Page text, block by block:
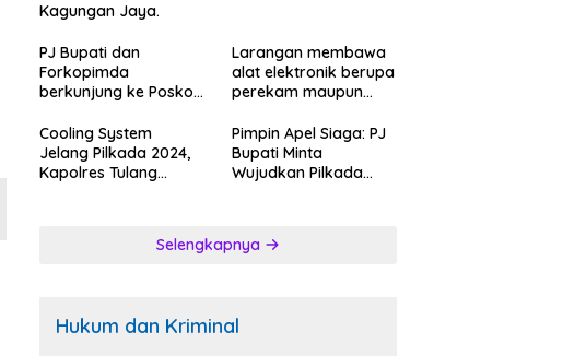
Kagungan Jaya.
PJ Bupati dan
Forkopimda
berkunjung ke Posko
Kotak Kosong:ini
tanggapan Jubir
R2TB.
Larangan membawa
alat elektronik berupa
perekam maupun
mencoblos di bilik
suara.
Cooling System
Jelang Pilkada 2024,
Kapolres Tulang
Bupati dan Posko
Pimpin Apel Siaga: PJ
Bupati Minta
Wujudkan Pilkada
Selengkapnya
Hukum dan Kriminal